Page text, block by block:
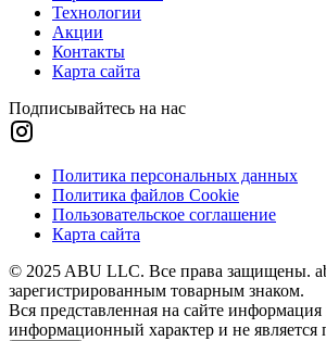
Технологии
Акции
Контакты
Карта сайта
Подписывайтесь на нас
Политика персональных данных
Политика файлов Cookie
Пользовательское соглашение
Карта сайта
© 2025 ABU LLC. Все права защищены.
зарегистрированным товарным знаком.
Вся представленная на сайте информация
информационный характер и не является